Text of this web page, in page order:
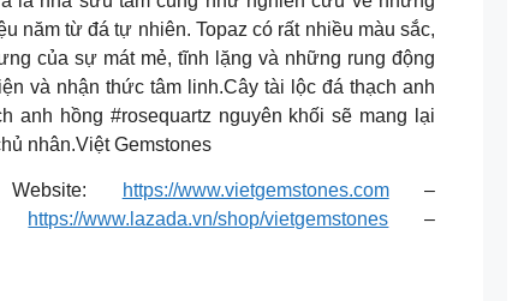
năm từ đá tự nhiên. Topaz có rất nhiều màu sắc,
của sự mát mẻ, tĩnh lặng và những rung động
và nhận thức tâm linh.Cây tài lộc đá thạch anh
anh hồng #rosequartz nguyên khối sẽ mang lại
nhân.Việt Gemstones
https://www.vietgemstones.com–
https://www.lazada.vn/shop/vietgemstones –